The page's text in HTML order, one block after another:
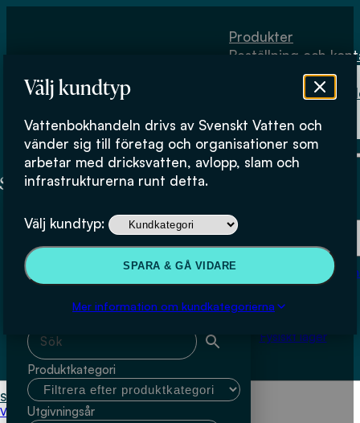
Välj kundtyp
Vattenbokhandeln drivs av Svenskt Vatten och
vänder sig till företag och organisationer som
arbetar med dricksvatten, avlopp, slam och
infrastrukturerna runt detta.
Välj kundtyp:
SPARA & GÅ VIDARE
Mer information om kundkategorierna
Produkter
Beställning och
Fysiskt lager
Beställning och kontakt
Om
Köpvillkor
Fysiskt lager
Start Christian Baresel
Välj kundtyp
Christian Baresel
Sök & filtrera
Sök med fritext
Produktkategori
Utgivningsår